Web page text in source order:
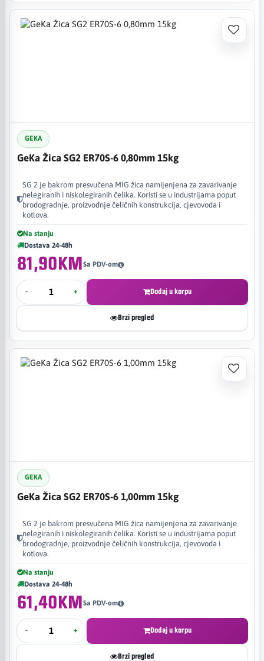
GEKA
GeKa Žica SG2 ER70S-6 0,80mm 15kg
SG 2 je bakrom presvučena MIG žica namijenjena za zavarivanje
nelegiranih i niskolegiranih čelika. Koristi se u industrijama poput
brodogradnje, proizvodnje čeličnih konstrukcija, cjevovoda i
kotlova.
Na stanju
Dostava 24-48h
81,90KMSa PDV-om
- + Dodaj u korpu
Brzi pregled
GEKA
GeKa Žica SG2 ER70S-6 1,00mm 15kg
SG 2 je bakrom presvučena MIG žica namijenjena za zavarivanje
nelegiranih i niskolegiranih čelika. Koristi se u industrijama poput
brodogradnje, proizvodnje čeličnih konstrukcija, cjevovoda i
kotlova.
Na stanju
Dostava 24-48h
61,40KMSa PDV-om
- + Dodaj u korpu
Brzi pregled